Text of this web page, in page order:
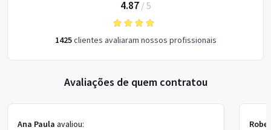
4.87/ 5
1425clientes avaliaram nossos profissionais
Avaliações de quem contratou
Ana Paula avaliou: